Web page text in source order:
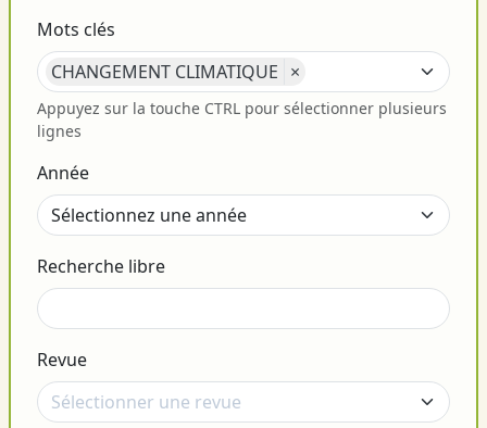
Mots clés
CHANGEMENT CLIMATIQUE ×
Appuyez sur la touche CTRL pour sélectionner plusieurs
lignes
Année
Recherche libre
Revue